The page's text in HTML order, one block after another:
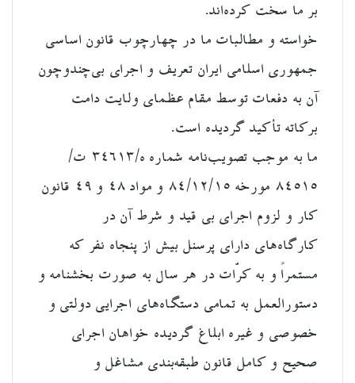
بر ما سخت کرده‌اند.
خواسته و مطالبات ما در چهارچوب قانون اساسی
جمهوری اسلامی ایران تعریف و اجرای بی‌چندوچون
آن به دفعات توسط مقام عظمای ولایت دامت
برکاته تأکید گردیده است.
ما به موجب تصویب‌نامه شماره ه/۳۴۶۱۳ ت/
۸۴۵۱۵ مورخه ۸۴/۱۲/۱۵ و مواد ۴۸ و ۴۹ قانون
کار و لزوم اجرای بی قید و شرط آن در
کارگاه‌های دارای پرسنل بیش از پنجاه نفر که
مستمراً و به کرّات در هر سال به صورت بخشنامه و
دستورالعمل به تمامی دستگاه‌های اجرایی دولتی و
خصوصی و غیره ابلاغ گردیده خواهان اجرای
صحیح و کامل قانون طبقه‌بندی مشاغل و